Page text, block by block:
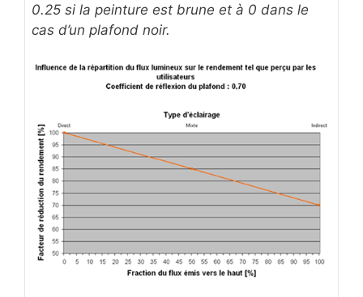
0.25 si la peinture est brune et à 0 dans le
cas d’un plafond noir.